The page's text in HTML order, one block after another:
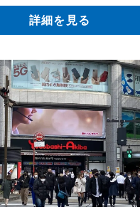
詳細を見る